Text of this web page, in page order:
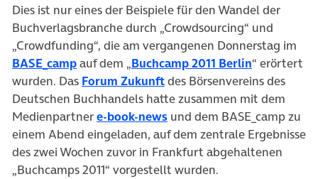
Dies ist nur eines der Beispiele für den Wandel der
Buchverlagsbranche durch „Crowdsourcing“ und
„Crowdfunding“, die am vergangenen Donnerstag im
BASE_camp(öffnet in neuem Tab)
auf dem „Buchcamp 2011 Berlin(öffnet in
“ erörtert
wurden. Das Forum Zukunftdes Börsenvereins des
Deutschen Buchhandels hatte zusammen mit dem
Medienpartnere-book-news und dem BASE_camp zu
einem Abend eingeladen, auf dem zentrale Ergebnisse
des zwei Wochen zuvor in Frankfurt abgehaltenen
„Buchcamps 2011“ vorgestellt wurden.